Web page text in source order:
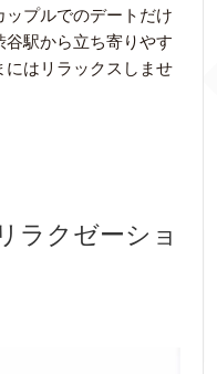
プルでのデートだけ
谷駅から立ち寄りやす
にはリラックスしませ
ラクゼーショ